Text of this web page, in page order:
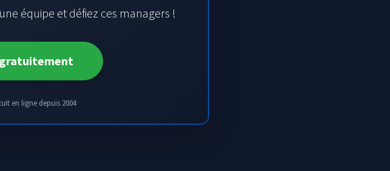
équipe et défiez ces managers !
en ligne depuis 2004